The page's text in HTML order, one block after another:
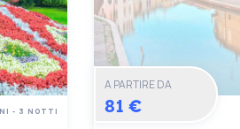
- 3 NOTTI
A PARTIRE DA
81 €